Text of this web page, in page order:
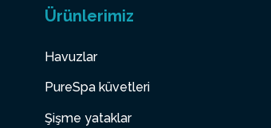
Ürünlerimiz
Havuzlar
PureSpa küvetleri
Şişme yataklar